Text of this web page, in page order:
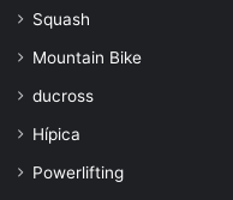
Squash
Mountain Bike
ducross
Hípica
Powerlifting